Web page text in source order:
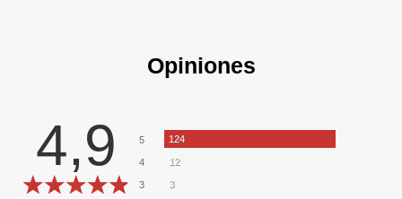
Opiniones
4,9 5 124
4 12
3 3